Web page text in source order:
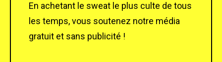
En achetant le sweat le plus culte de tous
les temps, vous soutenez notre média
gratuit et sans publicité !